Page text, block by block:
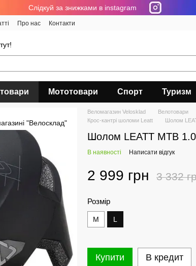
Cлідкуй за знижками в instagram
Про нас Контакти
Мототовари Спорт Туризм
Веломагазин Velosklad
Велотовари
Крос-кантрі шоломи Leatt
Шолом
Шолом LEATT MTB
В наявності Написати відгук
2 999 грн 3 332
Розмір
M L
Купити В кредит